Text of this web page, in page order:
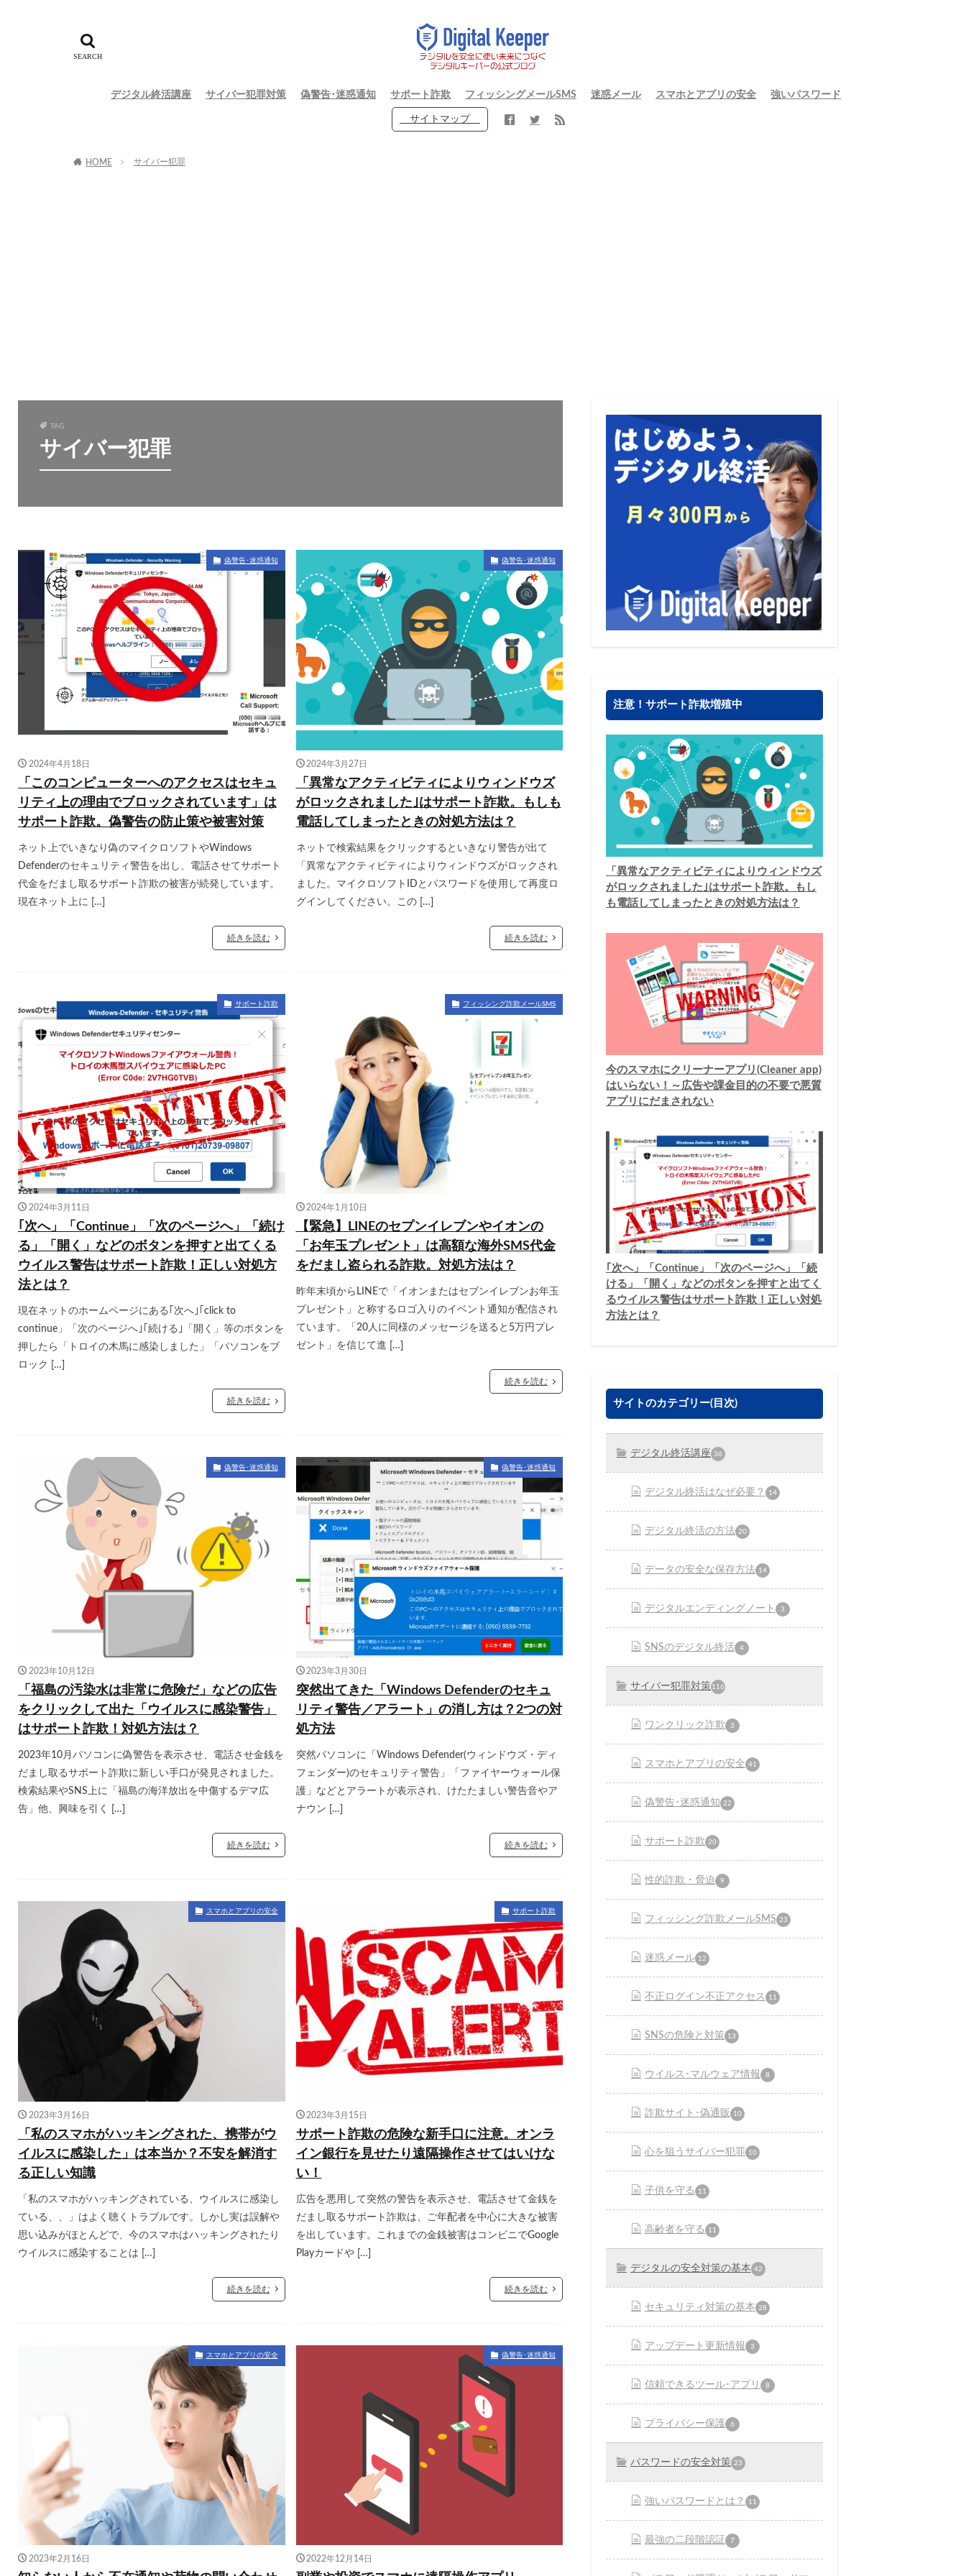
デジタル終活講座 サイバー犯罪対策 偽警告･迷惑通知 サポート詐欺 フィッシングメールSMS 迷惑メール スマホとアプリの安全 強いパスワード
サイトマップ
HOME サイバー犯罪
TAG
サイバー犯罪
偽警告･迷惑通知
2024年4月18日
「このコンピューターへのアクセスはセキュ
リティ上の理由でブロックされています」は
サポート詐欺。偽警告の防止策や被害対策
ネット上でいきなり偽のマイクロソフトやWindows
Defenderのセキュリティ警告を出し、電話させてサポート
代金をだまし取るサポート詐欺の被害が続発しています。
現在ネット上に […]
続きを読む
偽警告･迷惑通知
2024年3月27日
「異常なアクティビティによりウィンドウズ
がロックされました｣はサポート詐欺。もしも
電話してしまったときの対処方法は？
ネットで検索結果をクリックするといきなり警告が出て
「異常なアクティビティによりウィンドウズがロックされ
ました。マイクロソフトIDとパスワードを使用して再度ロ
グインしてください。この […]
続きを読む
サポート詐欺
2024年3月11日
｢次へ」「Continue」「次のページへ」「続け
る」「開く」などのボタンを押すと出てくる
ウイルス警告はサポート詐欺！正しい対処方
法とは？
現在ネットのホームページにある｢次へ｣｢click to
continue」「次のページへ｣｢続ける｣「開く」等のボタンを
押したら「トロイの木馬に感染しました」「パソコンをブ
ロック […]
続きを読む
フィッシング詐欺メールSMS
2024年1月10日
【緊急】LINEのセプンイレブンやイオンの
「お年玉プレゼント」は高額な海外SMS代金
をだまし盗られる詐欺。対処方法は？
昨年末頃からLINEで「イオンまたはセブンイレブンお年玉
プレゼント」と称するロゴ入りのイベント通知が配信され
ています。「20人に同様のメッセージを送ると5万円プレ
ゼント」を信じて進 […]
続きを読む
偽警告･迷惑通知
2023年10月12日
「福島の汚染水は非常に危険だ」などの広告
をクリックして出た「ウイルスに感染警告」
はサポート詐欺！対処方法は？
2023年10月パソコンに偽警告を表示させ、電話させ金銭を
だまし取るサポート詐欺に新しい手口が発見されました。
検索結果やSNS上に「福島の海洋放出を中傷するデマ広
告」他、興味を引く […]
続きを読む
偽警告･迷惑通知
2023年3月30日
突然出てきた「Windows Defenderのセキュ
リティ警告／アラート」の消し方は？2つの対
処方法
突然パソコンに「Windows Defender(ウィンドウズ・ディ
フェンダー)のセキュリティ警告」「ファイヤーウォール保
護」などとアラートが表示され、けたたましい警告音やア
ナウン […]
続きを読む
スマホとアプリの安全
2023年3月16日
「私のスマホがハッキングされた、携帯がウ
イルスに感染した」は本当か？不安を解消す
る正しい知識
「私のスマホがハッキングされている、ウイルスに感染し
ている、、」はよく聴くトラブルです。しかし実は誤解や
思い込みがほとんどで、今のスマホはハッキングされたり
ウイルスに感染することは […]
続きを読む
サポート詐欺
2023年3月15日
サポート詐欺の危険な新手口に注意。オンラ
イン銀行を見せたり遠隔操作させてはいけな
い！
広告を悪用して突然の警告を表示させ、電話させて金銭を
だまし取るサポート詐欺は、ご年配者を中心に大きな被害
を出しています。これまでの金銭被害はコンビニでGoogle
Playカードや […]
続きを読む
スマホとアプリの安全
2023年2月16日
偽警告･迷惑通知
2022年12月14日
注意！サポート詐欺増殖中
「異常なアクティビティによりウィンドウズ
がロックされました｣はサポート詐欺。もし
も電話してしまったときの対処方法は？
今のスマホにクリーナーアプリ(Cleaner app)
はいらない！～広告や課金目的の不要で悪質
アプリにだまされない
｢次へ」「Continue」「次のページへ」「続
ける」「開く」などのボタンを押すと出てく
るウイルス警告はサポート詐欺！正しい対処
方法とは？
サイトのカテゴリー(目次)
デジタル終活講座 36
デジタル終活はなぜ必要？ 14
デジタル終活の方法 20
データの安全な保存方法 14
デジタルエンディングノート 3
SNSのデジタル終活 4
サイバー犯罪対策 116
ワンクリック詐欺 3
スマホとアプリの安全 41
偽警告･迷惑通知 22
サポート詐欺 20
性的詐欺・脅迫 9
フィッシング詐欺メールSMS 23
迷惑メール 12
不正ログイン不正アクセス 11
SNSの危険と対策 13
ウイルス･マルウェア情報 8
詐欺サイト･偽通販 10
心を狙うサイバー犯罪 10
子供を守る 11
高齢者を守る 11
デジタルの安全対策の基本 42
セキュリティ対策の基本 28
アップデート更新情報 3
信頼できるツール･アプリ 8
プライバシー保護 6
パスワードの安全対策 23
強いパスワードとは？ 11
最強の二段階認証 7